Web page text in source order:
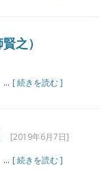
之）
[ 続きを読む ]
[2019年6月7日]
[ 続きを読む ]